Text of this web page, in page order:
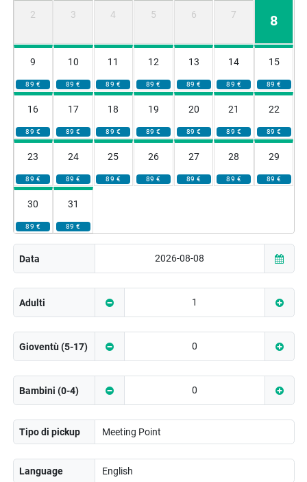
2 3 4 5 6 7 8
9
89 €
10
89 €
11
89 €
12
89 €
13
89 €
14
89 €
15
89 €
16
89 €
17
89 €
18
89 €
19
89 €
20
89 €
21
89 €
22
89 €
23
89 €
24
89 €
25
89 €
26
89 €
27
89 €
28
89 €
29
89 €
30
89 €
31
89 €
Data
Adulti
Gioventù (5-17)
Bambini (0-4)
Tipo di pickup
Language